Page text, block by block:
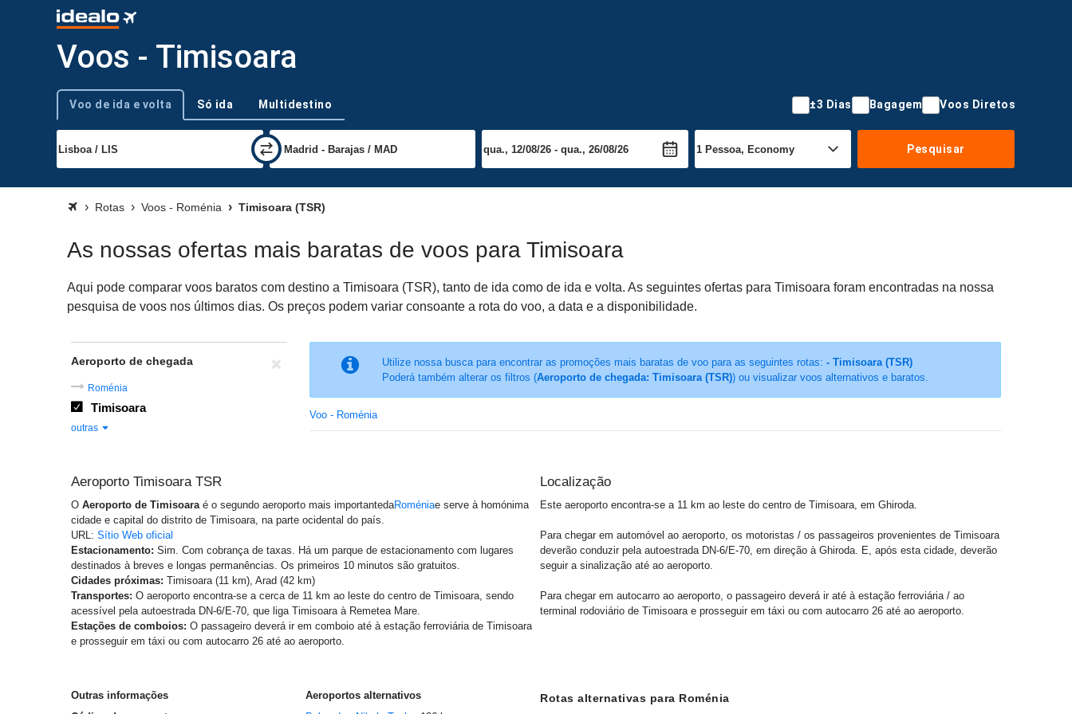
Voos - Timisoara
Tipo de viagem
Voo de ida e volta Só ida Multidestino ±3 Dias Bagagem Voos Diretos
Pesquisar
Rotas Voos - Roménia Timisoara (TSR)
As nossas ofertas mais baratas de voos para Timisoara
Aqui pode comparar voos baratos com destino a Timisoara (TSR), tanto de ida como de ida e volta. As seguintes ofertas para Timisoara foram encontradas na nossa
pesquisa de voos nos últimos dias. Os preços podem variar consoante a rota do voo, a data e a disponibilidade.
Utilize nossa busca para encontrar as promoções mais baratas de voo para as seguintes rotas: - Timisoara (TSR)
Poderá também alterar os filtros (Aeroporto de chegada: Timisoara (TSR)) ou visualizar voos alternativos e baratos.
Voo - Roménia
Aeroporto de chegada
Roménia
Timisoara
outras
Aeroporto Timisoara TSR
O Aeroporto de Timisoaraé o segundo aeroporto mais importantedaRoméniae serve à homónima
cidade e capital do distrito de Timisoara, na parte ocidental do país.
URL: Sítio Web oficial
Estacionamento: Sim. Com cobrança de taxas. Há um parque de estacionamento com lugares
destinados à breves e longas permanências. Os primeiros 10 minutos são gratuitos.
Cidades próximas: Timisoara (11 km), Arad (42 km)
Transportes: O aeroporto encontra-se a cerca de 11 km ao leste do centro de Timisoara, sendo
acessível pela autoestrada DN-6/E-70, que liga Timisoara à Remetea Mare.
Estações de comboios: O passageiro deverá ir em comboio até à estação ferroviária de Timisoara
e prosseguir em táxi ou com autocarro 26 até ao aeroporto.
Localização
Este aeroporto encontra-se a 11 km ao leste do centro de Timisoara, em Ghiroda.
Para chegar em automóvel ao aeroporto, os motoristas / os passageiros provenientes de Timisoara
deverão conduzir pela autoestrada DN-6/E-70, em direção à Ghiroda. E, após esta cidade, deverão
seguir a sinalização até ao aeroporto.
Para chegar em autocarro ao aeroporto, o passageiro deverá ir até à estação ferroviária / ao
terminal rodoviário de Timisoara e prosseguir em táxi ou com autocarro 26 até ao aeroporto.
Outras informações
Aeroportos alternativos
Rotas alternativas para Roménia